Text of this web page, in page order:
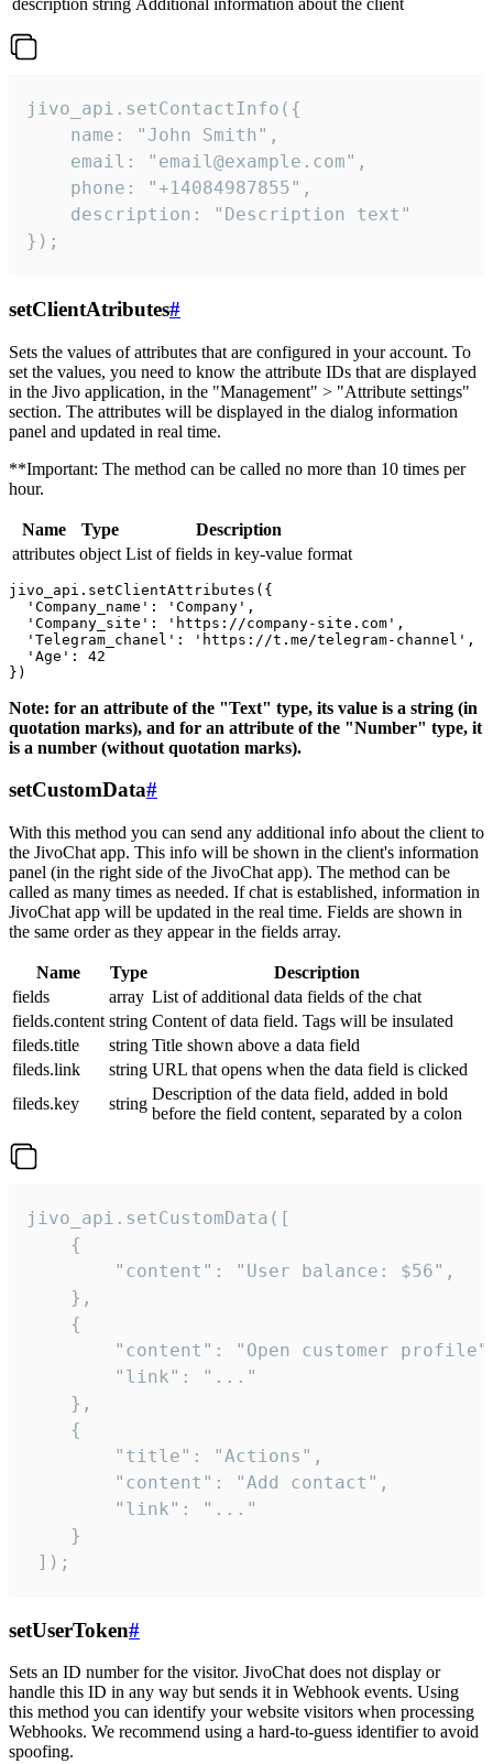
description string Additional information about the client
jivo_api.setContactInfo({
    name: "John Smith",
    email: "email@example.com",
    phone: "+14084987855",
    description: "Description text"
});
setClientAtributes#
Sets the values ​​of attributes that are configured in your account. To
set the values, you need to know the attribute IDs that are displayed
in the Jivo application, in the "Management" > "Attribute settings"
section. The attributes will be displayed in the dialog information
panel and updated in real time.
**Important: The method can be called no more than 10 times per
hour.
Name Type
Description
attributes object List of fields in key-value format
jivo_api.setClientAttributes({
  'Company_name': 'Company',
  'Company_site': 'https://company-site.com',
  'Telegram_chanel': 'https://t.me/telegram-channel',
  'Age': 42
Note: for an attribute of the "Text" type, its value is a string (in
quotation marks), and for an attribute of the "Number" type, it
is a number (without quotation marks).
setCustomData#
With this method you can send any additional info about the client to
the JivoChat app. This info will be shown in the client's information
panel (in the right side of the JivoChat app). The method can be
called as many times as needed. If chat is established, information in
JivoChat app will be updated in the real time. Fields are shown in
the same order as they appear in the fields array.
Name Type
Description
fields
array List of additional data fields of the chat
fields.content string Content of data field. Tags will be insulated
fileds.title
string Title shown above a data field
fileds.link
string URL that opens when the data field is clicked
fileds.key
string
Description of the data field, added in bold
before the field content, separated by a colon
jivo_api.setCustomData([
    {
        "content": "User balance: $56",
    },
    {
"content": "Open customer
        "link": "..."
    },
    {
        "title": "Actions",
        "content": "Add contact",
        "link": "..."
    }
]);
setUserToken#
Sets an ID number for the visitor. JivoChat does not display or
handle this ID in any way but sends it in Webhook events. Using
this method you can identify your website visitors when processing
Webhooks. We recommend using a hard-to-guess identifier to avoid
spoofing.